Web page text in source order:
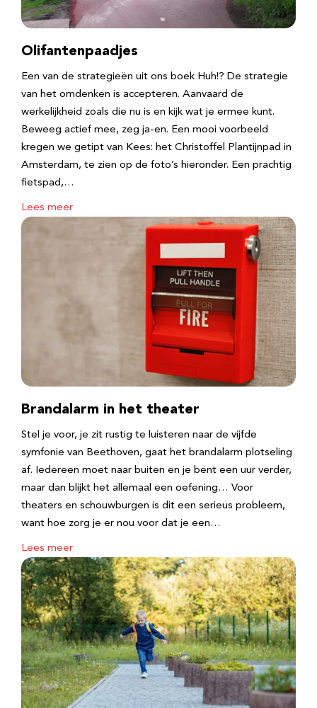
Olifantenpaadjes
Een van de strategieën uit ons boek Huh!? De strategie
van het omdenken is accepteren. Aanvaard de
werkelijkheid zoals die nu is en kijk wat je ermee kunt.
Beweeg actief mee, zeg ja-en. Een mooi voorbeeld
kregen we getipt van Kees: het Christoffel Plantijnpad in
Amsterdam, te zien op de foto’s hieronder. Een prachtig
fietspad,…
Lees meer
Brandalarm in het theater
Stel je voor, je zit rustig te luisteren naar de vijfde
symfonie van Beethoven, gaat het brandalarm plotseling
af. Iedereen moet naar buiten en je bent een uur verder,
maar dan blijkt het allemaal een oefening… Voor
theaters en schouwburgen is dit een serieus probleem,
want hoe zorg je er nou voor dat je een…
Lees meer